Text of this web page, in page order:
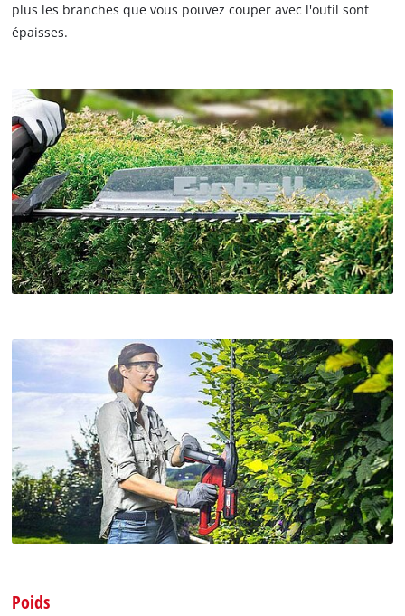
plus les branches que vous pouvez couper avec l'outil sont
épaisses.
Poids